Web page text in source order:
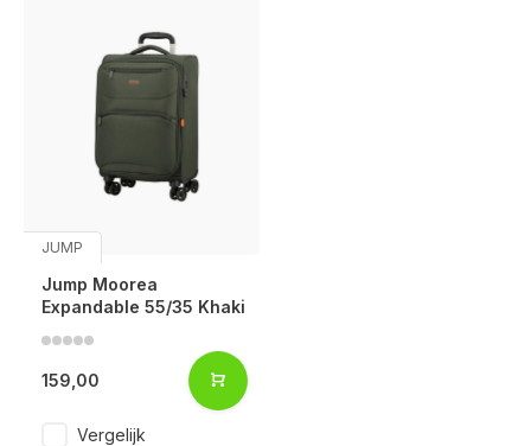
JUMP
Jump Moorea
Expandable 55/35 Khaki
159,00
Vergelijk